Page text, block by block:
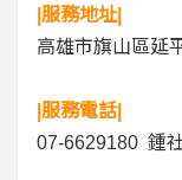
|服務地址|
高雄市旗山區延
|服務電話|
07-6629180 鍾